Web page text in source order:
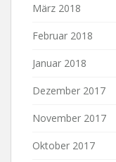
März 2018
Februar 2018
Januar 2018
Dezember 2017
November 2017
Oktober 2017